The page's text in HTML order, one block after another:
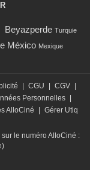
Beyazperde Turquie
México Mexique
CGU CGV
Personnelles
AlloCiné
Gérer Utiq
le numéro AlloCiné :